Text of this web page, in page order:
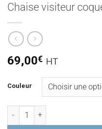
Chaise visiteur
69,00€ HT
Couleur
quantité de Chaise visiteur